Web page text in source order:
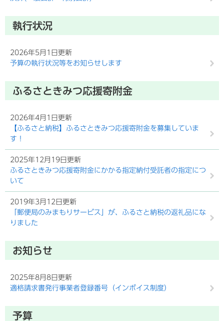
執行状況
2026年5月1日更新
予算の執行状況等をお知らせします
ふるさときみつ応援寄附金
2026年4月1日更新
【ふるさと納税】ふるさときみつ応援寄附金を募集していま
す！
2025年12月19日更新
ふるさときみつ応援寄附金にかかる指定納付受託者の指定につ
いて
2019年3月12日更新
「郵便局のみまもりサービス」が、ふるさと納税の返礼品にな
りました
お知らせ
2025年8月8日更新
適格請求書発行事業者登録番号（インボイス制度）
予算